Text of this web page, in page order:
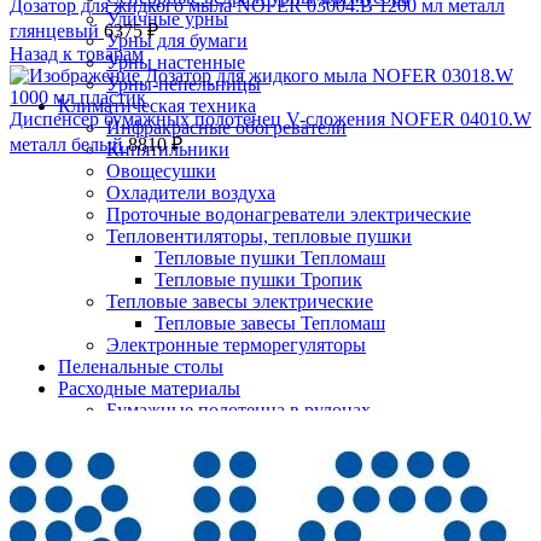
Уличные урны
Урны для бумаги
Урны настенные
Урны-пепельницы
Климатическая техника
Инфракрасные обогреватели
Кипятильники
Овощесушки
Охладители воздуха
Проточные водонагреватели электрические
Тепловентиляторы, тепловые пушки
Тепловые пушки Тепломаш
Тепловые пушки Тропик
Тепловые завесы электрические
Тепловые завесы Тепломаш
Электронные терморегуляторы
Пеленальные столы
Расходные материалы
Бумажные полотенца в рулонах
Дезинфицирующие средства
Жидкое мыло TORK
Картриджи и баллоны для диспенсеров
освежителя воздуха
Дозатор для жидкого мыла NOFER 03004.B 1200 мл металл
глянцевый 6375₽
Назад к товарам
Диспенсер бумажных полотенец V-сложения NOFER 04010.W
металл белый8810₽
Нажмите, чтобы увеличить